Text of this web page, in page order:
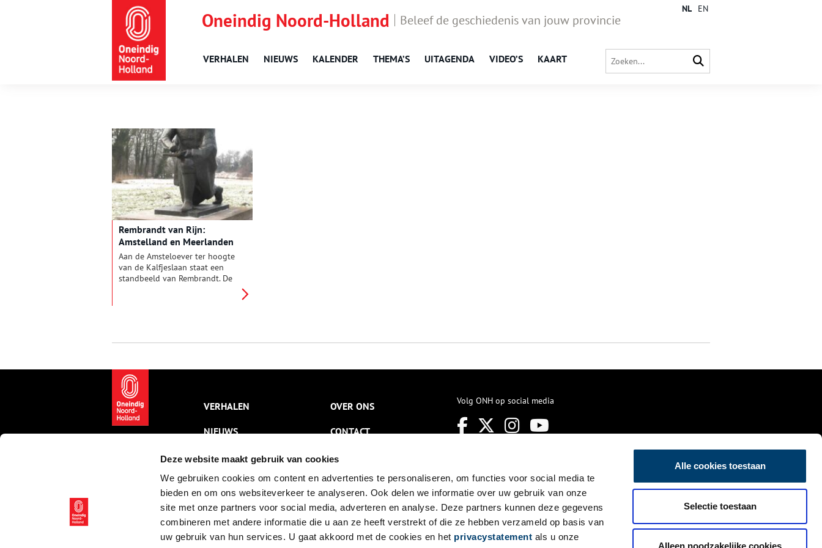
Deze website maakt gebruik van cookies
We gebruiken cookies om content en advertenties te personaliseren, om functies voor social media te
bieden en om ons websiteverkeer te analyseren. Ook delen we informatie over uw gebruik van onze
site met onze partners voor social media, adverteren en analyse. Deze partners kunnen deze gegevens
combineren met andere informatie die u aan ze heeft verstrekt of die ze hebben verzameld op basis van
uw gebruik van hun services. U gaat akkoord met de cookies en het privacystatement als u onze
Alle cookies toestaan
Selectie toestaan
Alleen noodzakelijke cookies
Oneindig Noord-Holland Beleef de geschiedenis van jouw provincie
VERHALEN NIEUWS KALENDER THEMA’S UITAGENDA VIDEO’S KAART
NL EN
Rembrandt van Rijn:
Amstelland en Meerlanden
Aan de Amsteloever ter hoogte
van de Kalfjeslaan staat een
standbeeld van Rembrandt. De
VERHALEN
NIEUWS
KALENDER
THEMA’S
ACTIVITEITEN
VIDEO’S
OVER ONS
CONTACT
NIEUWSBRIEF
DISCLAIMER
PRIVACY
TOEGANKELIJKHEID
Volg ONH op social media